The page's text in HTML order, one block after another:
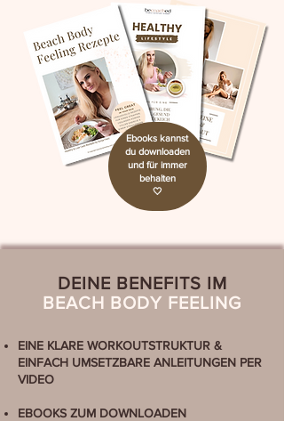
Ebooks kannst
du downloaden
und für immer
behalten
​🤍
DEINE BENEFITS IM
BEACH BODY FEELING
EINE KLARE WORKOUTSTRUKTUR &
EINFACH UMSETZBARE ANLEITUNGEN PER
VIDEO
EBOOKS ZUM DOWNLOADEN